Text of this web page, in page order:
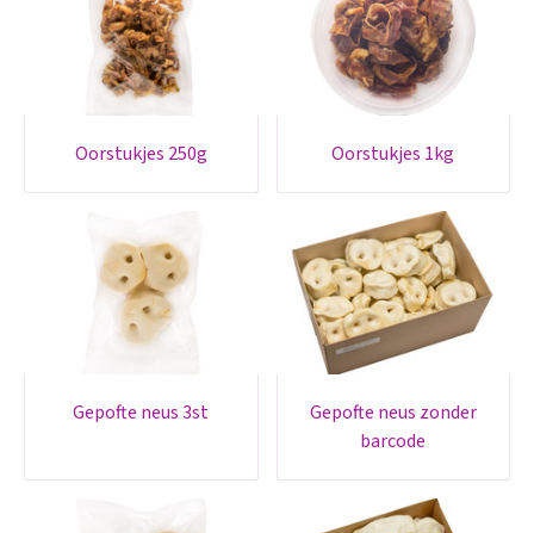
oorstukjes 250g oorstukjes 1kg
gepofte neus 3st
gepofte neus zonder
barcode